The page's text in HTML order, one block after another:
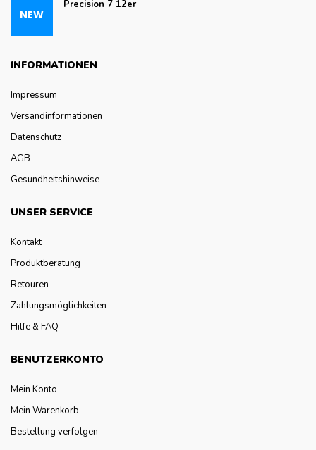
Precision 7 12er
INFORMATIONEN
Impressum
Versandinformationen
Datenschutz
AGB
Gesundheitshinweise
UNSER SERVICE
Kontakt
Produktberatung
Retouren
Zahlungsmöglichkeiten
Hilfe & FAQ
BENUTZERKONTO
Mein Konto
Mein Warenkorb
Bestellung verfolgen